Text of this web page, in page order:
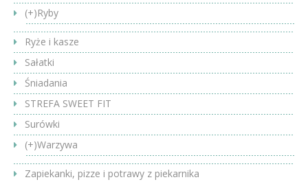
(+)Ryby
Ryże i kasze
Sałatki
Śniadania
STREFA SWEET FIT
Surówki
(+)Warzywa
Zapiekanki, pizze i potrawy z piekarnika